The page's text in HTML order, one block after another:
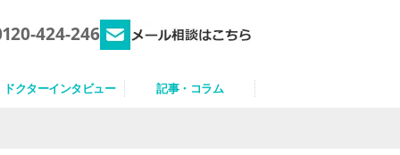
424-246
ドクターインタビュー 記事・コラム